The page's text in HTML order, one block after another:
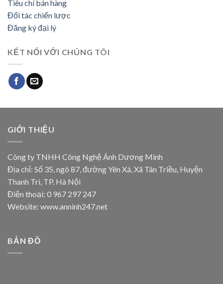
Tiêu chí bán hàng
Đối tác chiến lược
Đăng ký đại lý
KẾT NỐI VỚI CHÚNG TÔI
GIỚI THIỆU
Công ty TNHH Công Nghệ Ánh Dương Minh
Địa chỉ: Số 35, ngõ 87, đường Yên Xá, Xã Tân Triều, Huyện
Thanh Trì, TP. Hà Nội
Điện thoại: 0 967 297 247
Website: www.anninh247.net
BẢN ĐỒ